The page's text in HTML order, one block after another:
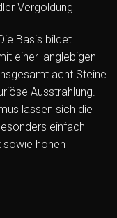
Vergoldung
Basis bildet
einer langlebigen
acht Steine
Ausstrahlung.
lassen sich die
einfach
sowie hohen